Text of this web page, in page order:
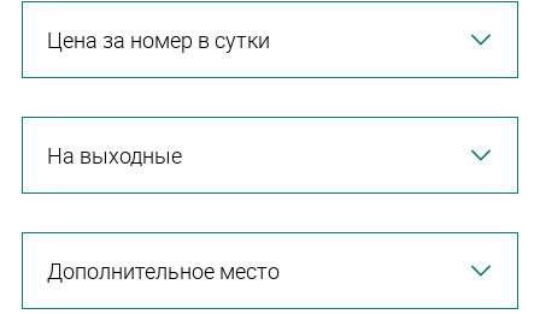
Цена за номер в сутки
На выходные
Дополнительное место